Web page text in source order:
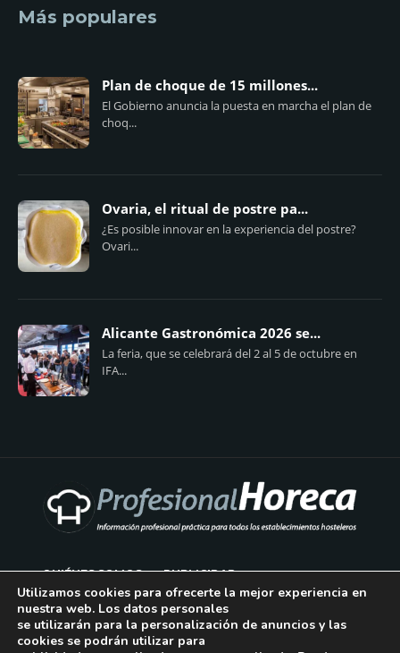
Más populares
Plan de choque de 15 millones...
El Gobierno anuncia la puesta en marcha el plan de
choq...
Ovaria, el ritual de postre pa...
¿Es posible innovar en la experiencia del postre?
Ovari...
Alicante Gastronómica 2026 se...
La feria, que se celebrará del 2 al 5 de octubre en
IFA...
QUIÉNES SOMOS PUBLICIDAD
AVISO LEGAL
POLÍTICA DE COOKIES
Utilizamos cookies para ofrecerte la mejor experiencia en
nuestra web. Los datos personales
se utilizarán para la personalización de anuncios y las
cookies se podrán utilizar para